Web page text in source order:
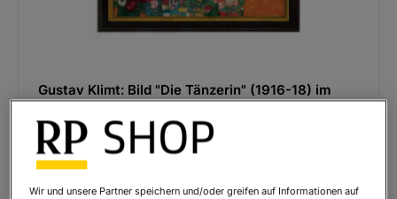
Gustav Klimt: Bild "Die Tänzerin" (1916-18) im
Wir und unsere Partner speichern und/oder greifen auf Informationen auf